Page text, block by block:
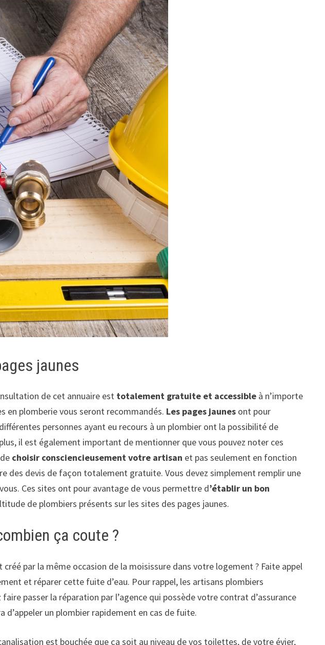
jaunes
de cet annuaire est totalement gratuite et accessible à n’importe
en plomberie vous seront recommandés. Les pages jaunes ont pour
personnes ayant eu recours à un plombier ont la possibilité de
il est également important de mentionner que vous pouvez noter ces
choisir consciencieusement votre artisan et pas seulement en fonction
des devis de façon totalement gratuite. Vous devez simplement remplir une
Ces sites ont pour avantage de vous permettre d’établir un bon
de plombiers présents sur les sites des pages jaunes.
ça coute ?
par la même occasion de la moisissure dans votre logement ? Faite appel
et réparer cette fuite d’eau. Pour rappel, les artisans plombiers
passer la réparation par l’agence qui possède votre contrat d’assurance
un plombier rapidement en cas de fuite.
est bouchée que ça soit au niveau de vos toilettes, de votre évier,